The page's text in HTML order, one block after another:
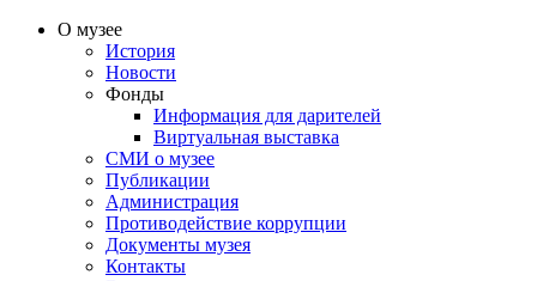
О музее
История
Новости
Фонды
Информация для дарителей
Виртуальная выставка
СМИ о музее
Публикации
Администрация
Противодействие коррупции
Документы музея
Контакты